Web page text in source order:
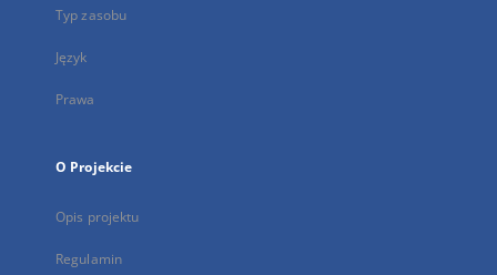
Typ zasobu
Język
Prawa
O Projekcie
Opis projektu
Regulamin